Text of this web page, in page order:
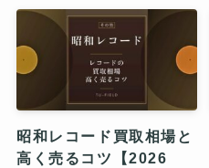
昭和レコード買取相場と
高く売るコツ【2026